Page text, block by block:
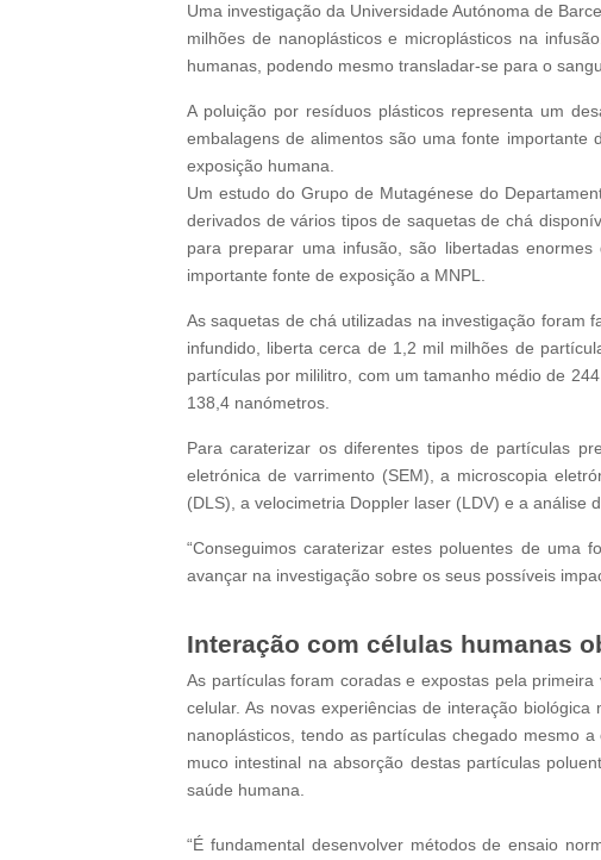
Uma investigação da Universidade Autónoma de
milhões de nanoplásticos e microplásticos na
humanas, podendo mesmo transladar-se para o
A poluição por resíduos plásticos representa um
embalagens de alimentos são uma fonte importante
exposição humana.
Um estudo do Grupo de Mutagénese do
derivados de vários tipos de saquetas de chá
para preparar uma infusão, são libertadas
importante fonte de exposição a MNPL.
As saquetas de chá utilizadas na investigação foram
infundido, liberta cerca de 1,2 mil milhões de
partículas por mililitro, com um tamanho médio de
138,4 nanómetros.
Para caraterizar os diferentes tipos de partículas
eletrónica de varrimento (SEM), a microscopia
(DLS), a velocimetria Doppler laser (LDV) e a análise
“Conseguimos caraterizar estes poluentes de
avançar na investigação sobre os seus possíveis
Interação com células humanas
As partículas foram coradas e expostas pela
celular. As novas experiências de interação
nanoplásticos, tendo as partículas chegado mesmo
muco intestinal na absorção destas partículas
saúde humana.
“É fundamental desenvolver métodos de ensaio